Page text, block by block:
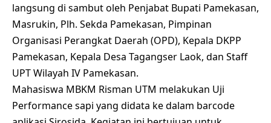
langsung di sambut oleh Penjabat Bupati Pamekasan,
Masrukin, Plh. Sekda Pamekasan, Pimpinan
Organisasi Perangkat Daerah (OPD), Kepala DKPP
Pamekasan, Kepala Desa Tagangser Laok, dan Staff
UPT Wilayah IV Pamekasan.
Mahasiswa MBKM Risman UTM melakukan Uji
Performance sapi yang didata ke dalam barcode